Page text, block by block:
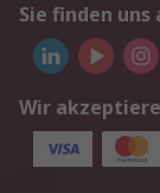
Sie finden uns
Wir